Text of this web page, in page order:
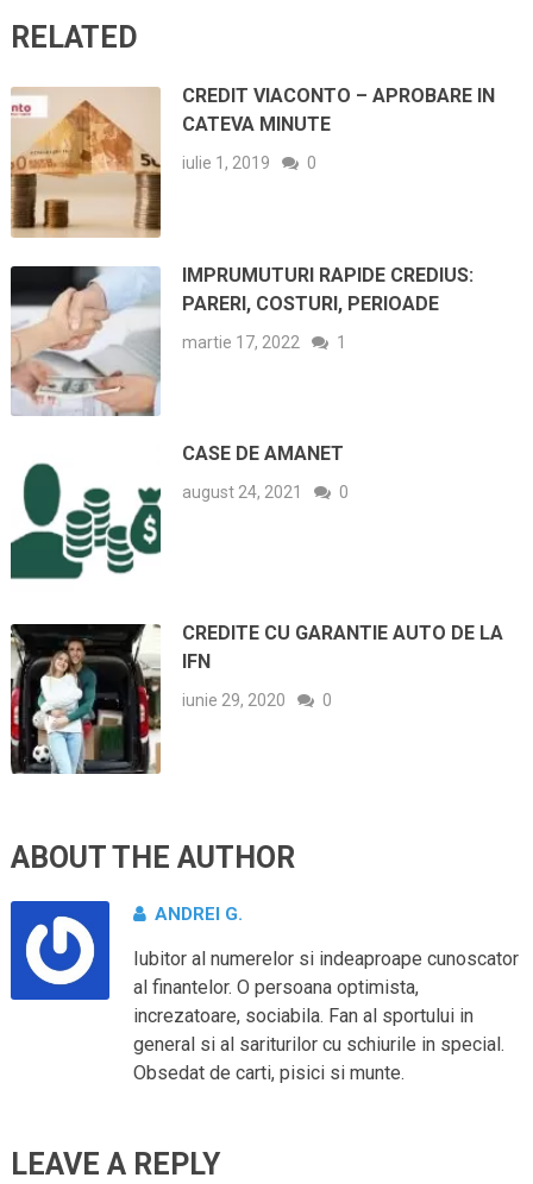
RELATED
CREDIT VIACONTO – APROBARE IN
CATEVA MINUTE
iulie 1, 2019 0
IMPRUMUTURI RAPIDE CREDIUS:
PARERI, COSTURI, PERIOADE
martie 17, 2022 1
CASE DE AMANET
august 24, 2021 0
CREDITE CU GARANTIE AUTO DE LA
IFN
iunie 29, 2020 0
ABOUT THE AUTHOR
ANDREI G.
Iubitor al numerelor si indeaproape cunoscator
al finantelor. O persoana optimista,
increzatoare, sociabila. Fan al sportului in
general si al sariturilor cu schiurile in special.
Obsedat de carti, pisici si munte.
LEAVE A REPLY